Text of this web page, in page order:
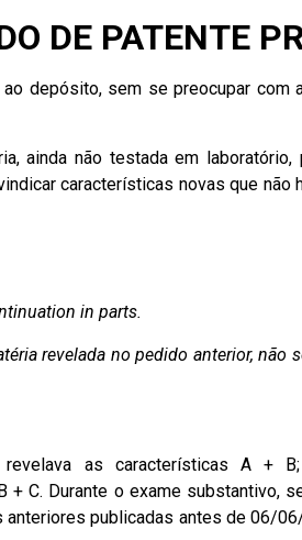
DE PATENTE
depósito, sem se preocupar com
ainda não testada em laboratório,
características novas que não
in parts.
revelada no pedido anterior, não
revelava as características A +
+ C. Durante o exame substantivo,
publicadas antes de 06/